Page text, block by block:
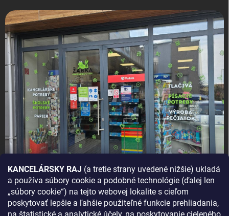
KANCELÁRSKY RAJ (a tretie strany uvedené nižšie) ukladá
a používa súbory cookie a podobné technológie (ďalej len
„súbory cookie“) na tejto webovej lokalite s cieľom
poskytovať lepšie a ľahšie použiteľné funkcie prehliadania,
AKO SA K NÁM DOSTANETE?